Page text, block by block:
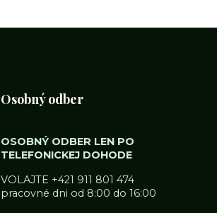
Osobný odber
OSOBNÝ ODBER LEN PO
TELEFONICKEJ DOHODE
VOLAJTE +421 911 801 474
pracovné dni od 8:00 do 16:00